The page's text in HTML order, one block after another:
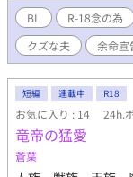
ニエルには、没落し
れ、大喜びのリル
「どうしておれを
気になれはわ叶わ
たが、貴族であろ
なんですから。（
ダニエルはどんな
リルをいつしか愛す
くて、彼の領地も復
たのでダニエルと
BL R-18念の為
クズな夫
余命宣
短編 連載中 R18
お気に入り : 14 24h.
竜帝の猛愛
蒼葉